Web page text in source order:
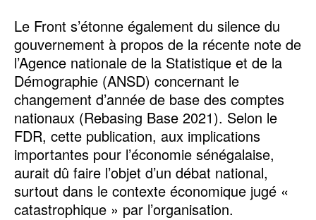
Le Front s’étonne également du silence du
gouvernement à propos de la récente note de
l’Agence nationale de la Statistique et de la
Démographie (ANSD) concernant le
changement d’année de base des comptes
nationaux (Rebasing Base 2021). Selon le
FDR, cette publication, aux implications
importantes pour l’économie sénégalaise,
aurait dû faire l’objet d’un débat national,
surtout dans le contexte économique jugé «
catastrophique » par l’organisation.